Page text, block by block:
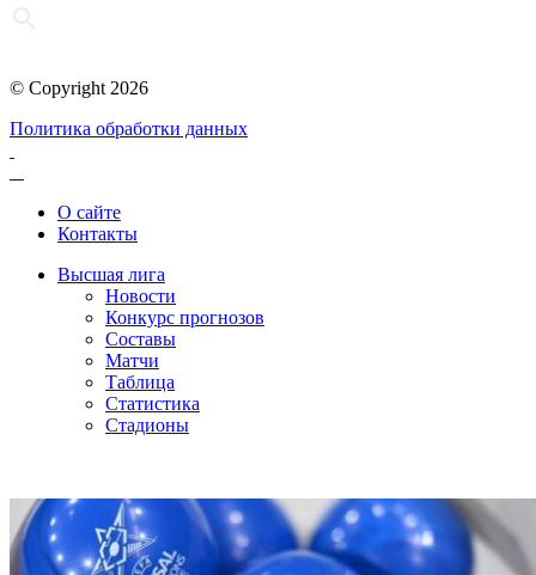
© Copyright 2026
Политика обработки данных
О сайте
Контакты
Высшая лига
Новости
Конкурс прогнозов
Составы
Матчи
Таблица
Статистика
Стадионы